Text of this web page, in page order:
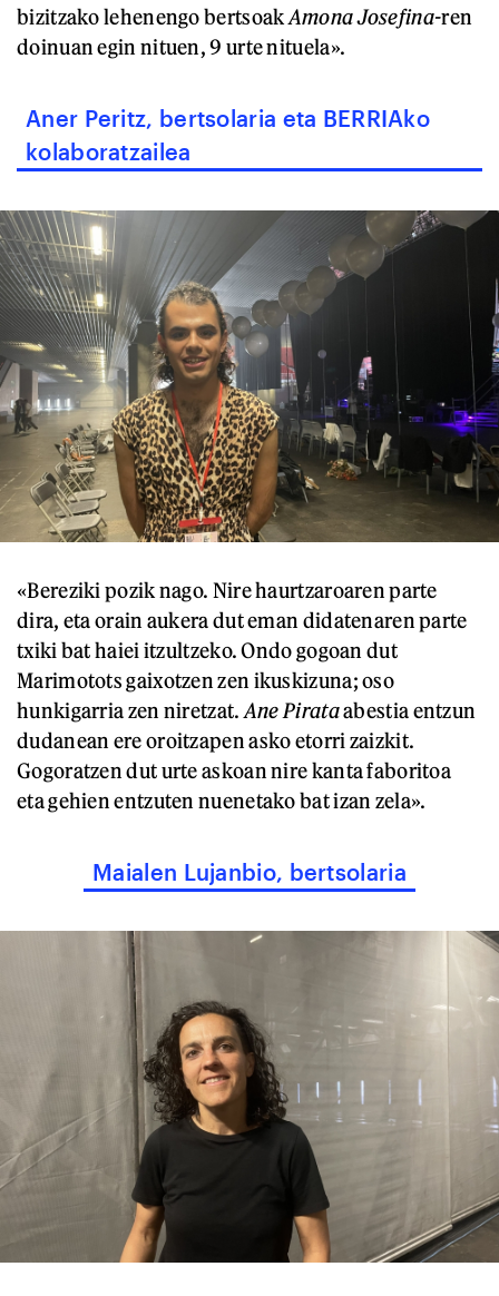
bizitzako lehenengo bertsoakAmona Josefina-ren
doinuan egin nituen, 9 urte nituela».
Aner Peritz, bertsolaria eta BERRIAko
kolaboratzailea
«Bereziki pozik nago. Nire haurtzaroaren parte
dira, eta orain aukera dut eman didatenaren parte
txiki bat haiei itzultzeko. Ondo gogoan dut
Marimotots gaixotzen zen ikuskizuna; oso
hunkigarria zen niretzat. Ane Pirataabestia entzun
dudanean ere oroitzapen asko etorri zaizkit.
Gogoratzen dut urte askoan nire kanta faboritoa
eta gehien entzuten nuenetako bat izan zela».
Maialen Lujanbio, bertsolaria